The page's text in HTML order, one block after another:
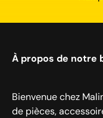
À propos de notre
Bienvenue chez
de pièces,